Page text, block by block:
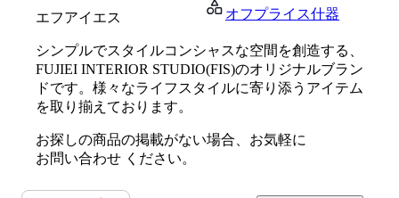
オフプライス什器
エフアイエス
シンプルでスタイルコンシャスな空間を創造する、
FUJIEI INTERIOR STUDIO(FIS)のオリジナルブラン
ドです。様々なライフスタイルに寄り添うアイテム
を取り揃えております。
お探しの商品の掲載がない場合、お気軽に
お問い合わせ ください。